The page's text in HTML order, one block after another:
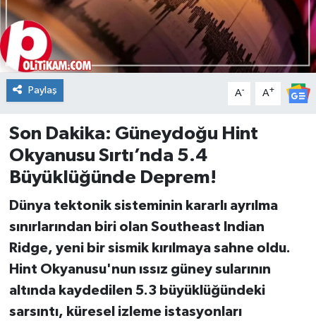
Paylaş A- A+
Son Dakika: Güneydoğu Hint
Okyanusu Sırtı’nda 5.4
Büyüklüğünde Deprem!
Dünya tektonik sisteminin kararlı ayrılma
sınırlarından biri olan Southeast Indian
Ridge, yeni bir sismik kırılmaya sahne oldu.
Hint Okyanusu'nun ıssız güney sularının
altında kaydedilen 5.3 büyüklüğündeki
sarsıntı, küresel izleme istasyonları
Edremit
EĞİTİM
EKONOMİ
Gömeç
Gönen
Havran
İvrindi
KENT GÜNDEMİ